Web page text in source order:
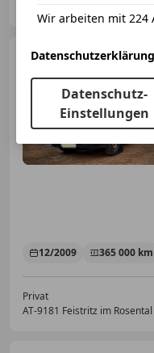
12/2009 365 000 km
Privat
AT-9181 Feistritz im Rosental
Wir arbeiten mit 224
Datenschutzerklärung
Datenschutz-
Einstellungen